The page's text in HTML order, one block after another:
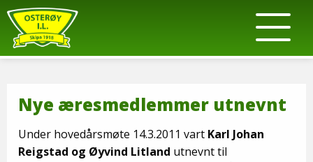
Nye æresmedlemmer utnevnt
Under hovedårsmøte 14.3.2011 vart Karl Johan
Reigstad og Øyvind Litland utnevnt til